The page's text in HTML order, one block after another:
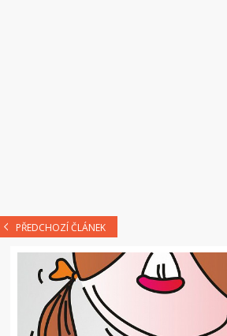
PŘEDCHOZÍ ČLÁNEK